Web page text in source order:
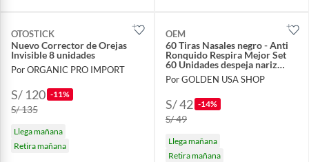
OTOSTICK
Nuevo Corrector de Orejas
Invisible 8 unidades
Por ORGANIC PRO IMPORT
S/ 120 -11%
S/ 135
Llega mañana
Retira mañana
OEM
60 Tiras Nasales negro - Anti
Ronquido Respira Mejor Set
60 Unidades despeja nariz
respiracion
Por GOLDEN USA SHOP
S/ 42 -14%
S/ 49
Llega mañana
Retira mañana